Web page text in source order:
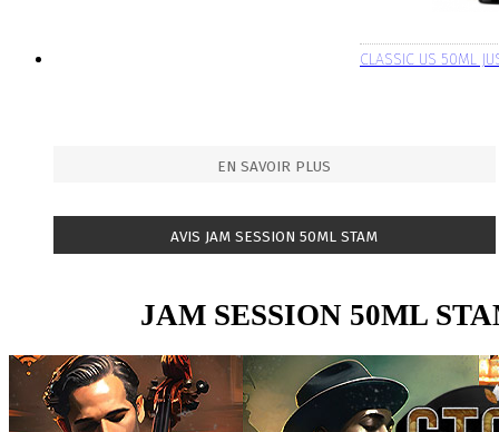
CLASSIC US 50ML
EN SAVOIR PLUS
AVIS JAM SESSION 50ML STAM
JAM SESSION 50ML